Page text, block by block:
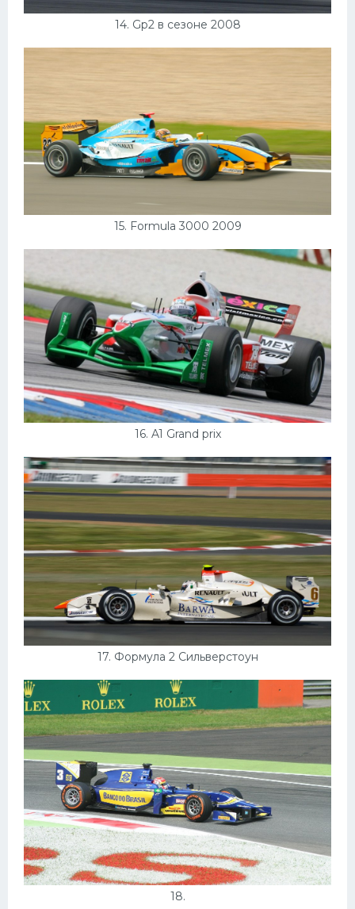
14. Gp2 в сезоне 2008
15. Formula 3000 2009
16. A1 Grand prix
17. Формула 2 Сильверстоун
18.